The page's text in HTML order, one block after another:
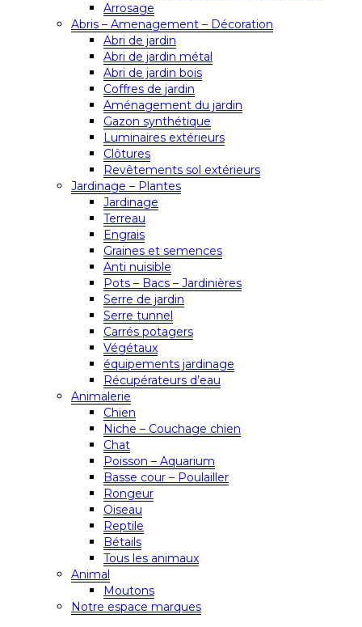
Arrosage
Abris – Amenagement – Décoration
Abri de jardin
Abri de jardin métal
Abri de jardin bois
Coffres de jardin
Aménagement du jardin
Gazon synthétique
Luminaires extérieurs
Clôtures
Revêtements sol extérieurs
Jardinage – Plantes
Jardinage
Terreau
Engrais
Graines et semences
Anti nuisible
Pots – Bacs – Jardinières
Serre de jardin
Serre tunnel
Carrés potagers
Végétaux
équipements jardinage
Récupérateurs d’eau
Animalerie
Chien
Niche – Couchage chien
Chat
Poisson – Aquarium
Basse cour – Poulailler
Rongeur
Oiseau
Reptile
Bétails
Tous les animaux
Animal
Moutons
Notre espace marques